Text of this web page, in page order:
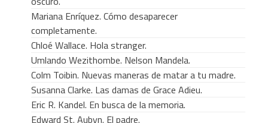
Mariana Enríquez. Cómo desaparecer
completamente.
Chloé Wallace. Hola stranger.
Umlando Wezithombe. Nelson Mandela.
Colm Toibin. Nuevas maneras de matar a tu madre.
Susanna Clarke. Las damas de Grace Adieu.
Eric R. Kandel. En busca de la memoria.
Edward St. Aubyn. El padre.